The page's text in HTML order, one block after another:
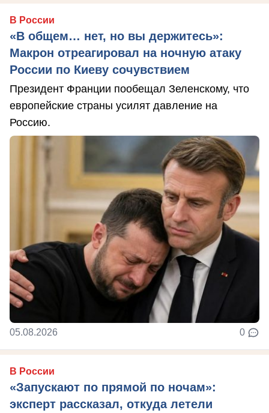
В России
«В общем… нет, но вы держитесь»:
Макрон отреагировал на ночную атаку
России по Киеву сочувствием
Президент Франции пообещал Зеленскому, что
европейские страны усилят давление на
Россию.
05.08.2026 0
В России
«Запускают по прямой по ночам»:
эксперт рассказал, откуда летели